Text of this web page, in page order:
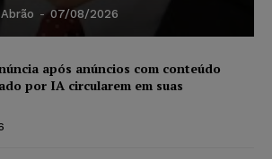
- 07/08/2026
após anúncios com conteúdo
por IA circularem em suas